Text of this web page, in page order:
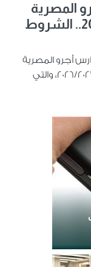
المصرية
الإيطالية لتكنولوجيا المياه 2027.. الشروط
أجرو المصرية
الإيطالية لتكنولوجيا المياه للعام الدراسي 2026/2027، والتي